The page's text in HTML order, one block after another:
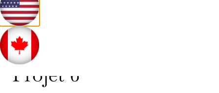
SHOWROOM /
Projet 6